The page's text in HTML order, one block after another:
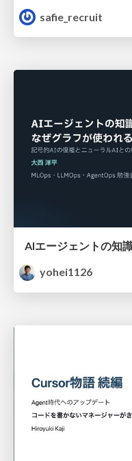
safie_recruit
yohei1126